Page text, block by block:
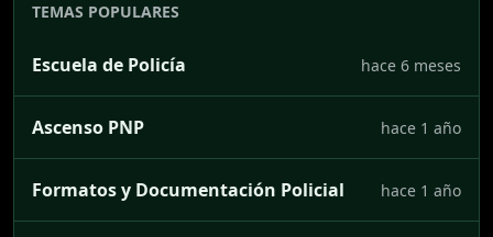
TEMAS POPULARES
Escuela de Policía hace 6 meses
Ascenso PNP hace 1 año
Formatos y Documentación Policial hace 1 año